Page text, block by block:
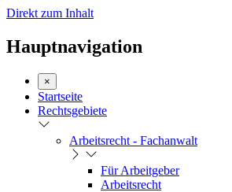
Direkt zum Inhalt
Hauptnavigation
×
Startseite
Rechtsgebiete
Arbeitsrecht - Fachanwalt
Für Arbeitgeber
Arbeitsrecht